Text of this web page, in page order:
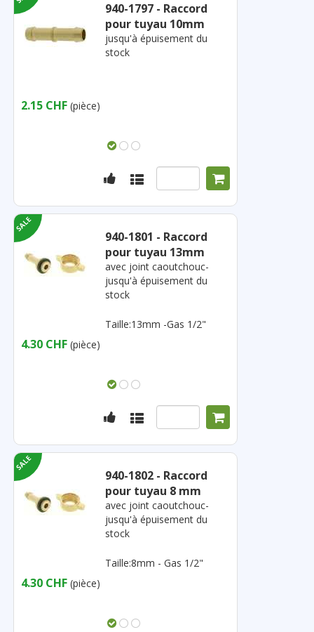
940-1797 - Raccord
pour tuyau 10mm
jusqu'à épuisement du
stock
2.15 CHF (pièce)
940-1801 - Raccord
pour tuyau 13mm
avec joint caoutchouc-
jusqu'à épuisement du
stock
Taille:13mm -Gas 1/2"
4.30 CHF (pièce)
940-1802 - Raccord
pour tuyau 8 mm
avec joint caoutchouc-
jusqu'à épuisement du
stock
Taille:8mm - Gas 1/2"
4.30 CHF (pièce)